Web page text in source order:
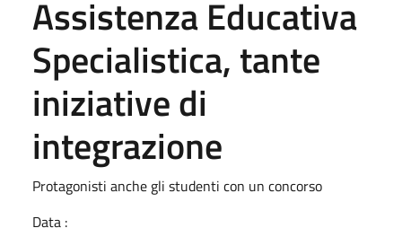
Assistenza Educativa
Specialistica, tante
iniziative di
integrazione
Protagonisti anche gli studenti con un concorso
Data :